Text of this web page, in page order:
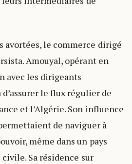
avortées, le commerce dirigé
Amouyal, opérant en
avec les dirigeants
le flux régulier de
et l’Algérie. Son influence
de naviguer à
même dans un pays
Sa résidence sur